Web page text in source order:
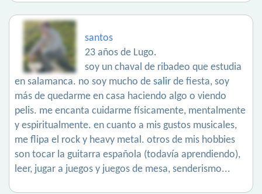
santos
23 años de Lugo.
soy un chaval de ribadeo que estudia
en salamanca. no soy mucho de salir de fiesta, soy
más de quedarme en casa haciendo algo o viendo
pelis. me encanta cuidarme físicamente, mentalmente
y espiritualmente. en cuanto a mis gustos musicales,
me flipa el rock y heavy metal. otros de mis hobbies
son tocar la guitarra española (todavía aprendiendo),
leer, jugar a juegos y juegos de mesa, senderismo...